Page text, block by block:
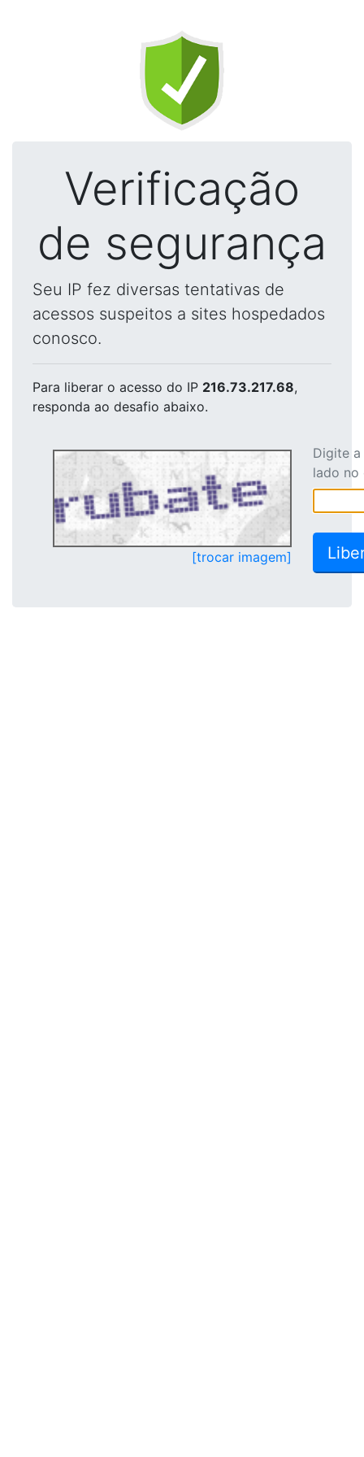
Verificação
de segurança
Seu IP fez diversas tentativas de
acessos suspeitos a sites hospedados
conosco.
Para liberar o acesso do IP 216.73.217.68,
responda ao desafio abaixo.
[trocar imagem]
Digite
lado no